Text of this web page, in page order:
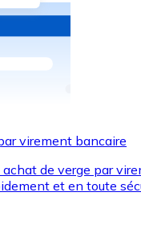
cryptomonnaies
espèces
cartes Visa et
carte
virement bancaire
de verge par
et en toute